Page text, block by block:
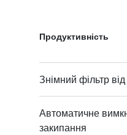
Продуктивність
Знімний фільтр
Автоматичне
закипання